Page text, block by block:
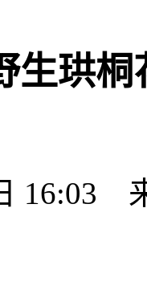
生珙
16:03